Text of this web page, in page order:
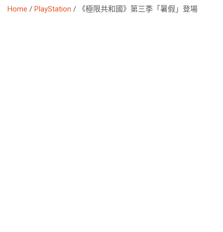
Home PlayStation 《極限共和國》第三季「暑假」登場